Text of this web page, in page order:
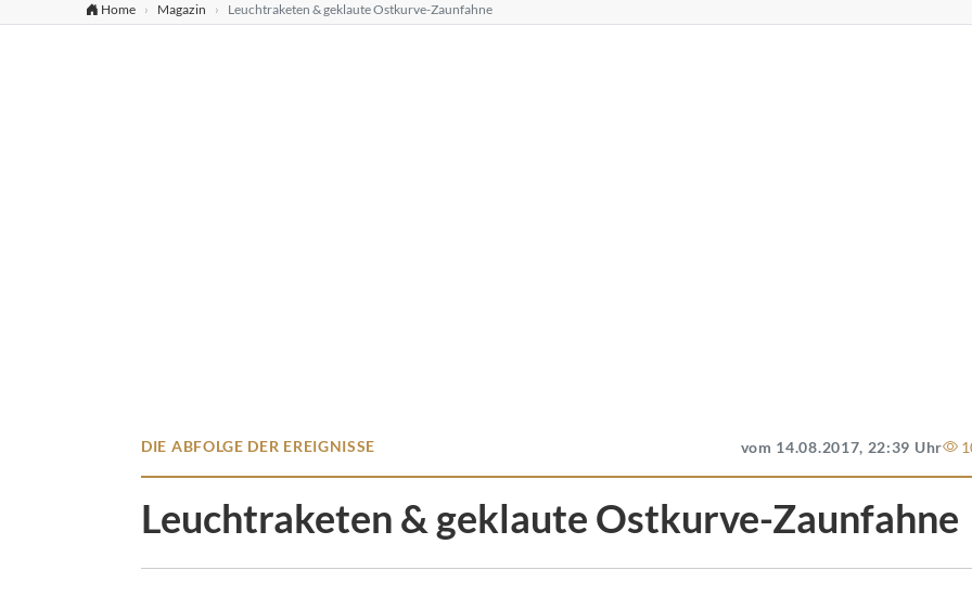
Home Magazin Leuchtraketen & geklaute Ostkurve-Zaunfahne
DIE ABFOLGE DER EREIGNISSE vom 14.08.2017, 22:39 Uhr
Leuchtraketen & geklaute Ostkurve-Zaunfahne